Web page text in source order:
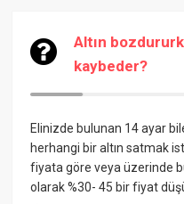
Altın
kaybeder?
Elinizde bulunan 14 ayar
herhangi bir altın satmak
fiyata göre veya üzerinde
olarak %30- 45 bir fiyat